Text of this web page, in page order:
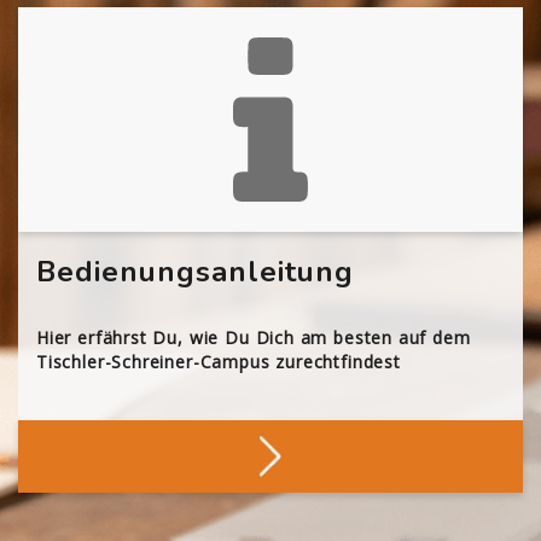
Bedienungsanleitung
Hier erfährst Du, wie Du Dich am besten auf dem
Tischler-Schreiner-Campus zurechtfindest